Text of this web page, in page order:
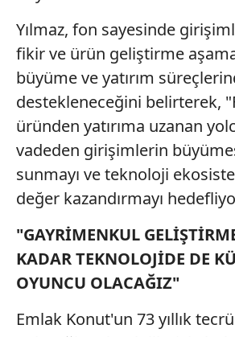
almak için lütfentıklayınız.
Yılmaz, fon sayesinde
fikir ve ürün geliştirme
büyüme ve yatırım
destekleneceğini belirterek,
üründen yatırıma uzanan
vadeden girişimlerin
sunmayı ve teknoloji
değer kazandırmayı
"GAYRİMENKUL
KADAR TEKNOLOJİDE DE
OYUNCU OLACAĞIZ"
Emlak Konut'un 73 yıllık